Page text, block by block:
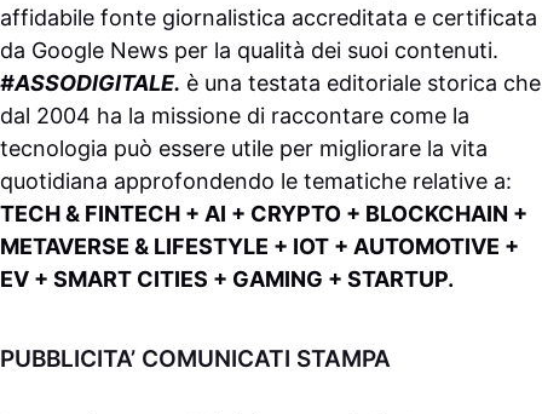
affidabile fonte giornalistica accreditata e certificata
da Google News per la qualità dei suoi contenuti.
#ASSODIGITALE. è una testata editoriale storica che
dal 2004 ha la missione di raccontare come la
tecnologia può essere utile per migliorare la vita
quotidiana approfondendo le tematiche relative a:
TECH & FINTECH + AI + CRYPTO + BLOCKCHAIN +
METAVERSE & LIFESTYLE + IOT + AUTOMOTIVE +
EV + SMART CITIES + GAMING + STARTUP.
PUBBLICITA’ COMUNICATI STAMPA